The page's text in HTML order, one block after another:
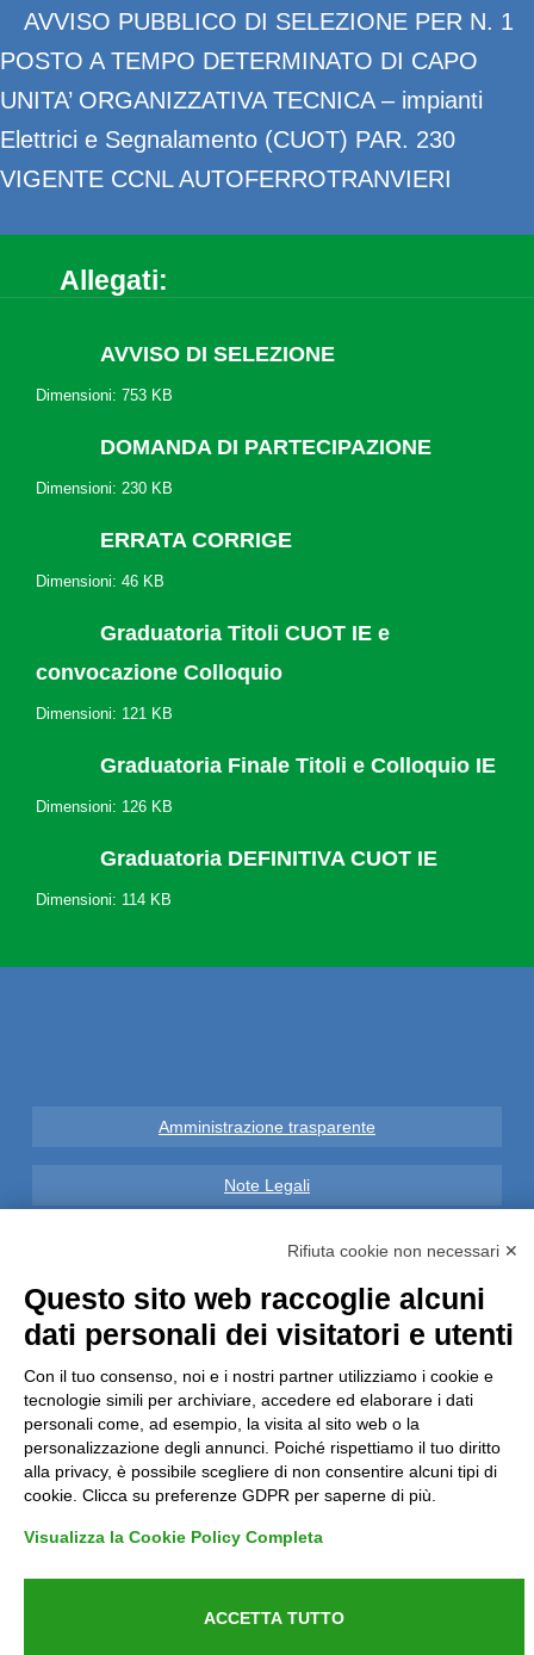
AVVISO PUBBLICO DI SELEZIONE PER N. 1
POSTO A TEMPO DETERMINATO DI CAPO
UNITA’ ORGANIZZATIVA TECNICA – impianti
Elettrici e Segnalamento (CUOT) PAR. 230
VIGENTE CCNL AUTOFERROTRANVIERI
Allegati:
AVVISO DI SELEZIONE
Dimensioni: 753 KB
DOMANDA DI PARTECIPAZIONE
Dimensioni: 230 KB
ERRATA CORRIGE
Dimensioni: 46 KB
Graduatoria Titoli CUOT IE e
convocazione Colloquio
Dimensioni: 121 KB
Graduatoria Finale Titoli e Colloquio IE
Dimensioni: 126 KB
Graduatoria DEFINITIVA CUOT IE
Dimensioni: 114 KB
Amministrazione trasparente
Note Legali
Privacy
Informative GDPR (679/2016)
Rimborsi ed Indennizzi
Contatti
Rifiuta cookie non necessari ✕
Questo sito web raccoglie alcuni
dati personali dei visitatori e utenti
Con il tuo consenso, noi e i nostri partner utilizziamo i cookie e
tecnologie simili per archiviare, accedere ed elaborare i dati
personali come, ad esempio, la visita al sito web o la
personalizzazione degli annunci. Poiché rispettiamo il tuo diritto
alla privacy, è possibile scegliere di non consentire alcuni tipi di
cookie. Clicca su preferenze GDPR per saperne di più.
Visualizza la Cookie Policy Completa
ACCETTA TUTTO